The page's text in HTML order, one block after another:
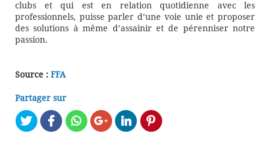
clubs et qui est en relation quotidienne avec les
professionnels, puisse parler d’une voie unie et proposer
des solutions à même d’assainir et de pérenniser notre
passion.
Source : FFA
Partager sur